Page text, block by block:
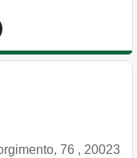
76 , 20023